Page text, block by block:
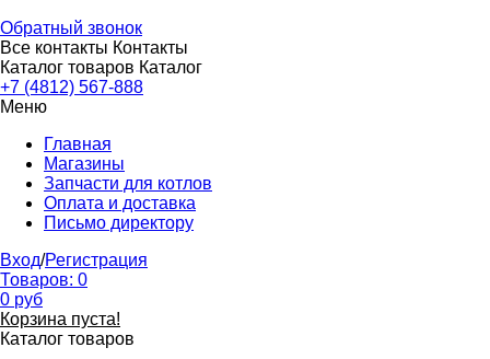
Обратный звонок
Все контакты Контакты
Каталог товаров Каталог
+7 (4812) 567-888
Меню
Главная
Магазины
Запчасти для котлов
Оплата и доставка
Письмо директору
Вход/Регистрация
Товаров: 0
0 руб
Корзина пуста!
Каталог товаров